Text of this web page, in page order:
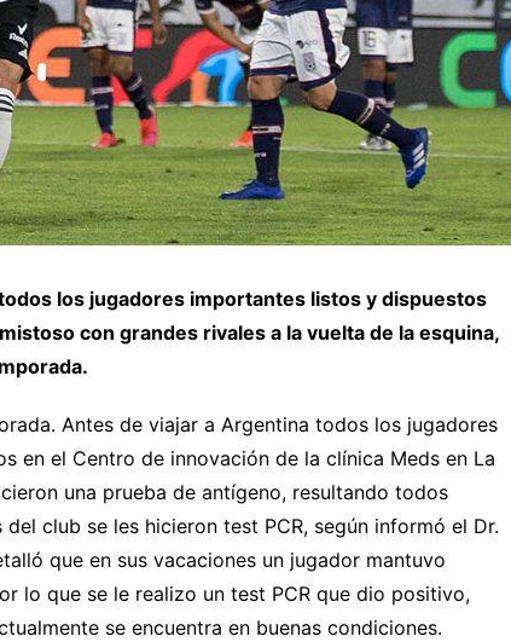
los jugadores importantes listos y dispuestos
con grandes rivales a la vuelta de la esquina,
Antes de viajar a Argentina todos los jugadores
en el Centro de innovación de la clínica Meds en La
una prueba de antígeno, resultando todos
club se les hicieron test PCR, según informó el Dr.
que en sus vacaciones un jugador mantuvo
lo que se le realizo un test PCR que dio positivo,
se encuentra en buenas condiciones.